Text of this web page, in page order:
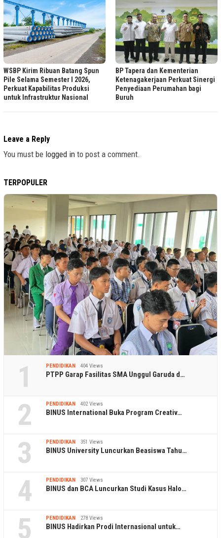
WSBP Kirim Ribuan Batang Spun
Pile Selama Semester I 2026,
Perkuat Kapabilitas Produksi
untuk Infrastruktur Nasional
BP Tapera dan Kementerian
Ketenagakerjaan Perkuat Sinergi
Penyediaan Perumahan bagi
Buruh
Leave a Reply
You must be logged in to post a comment.
TERPOPULER
1 PENDIDIKAN 404 Views
PTPP Garap Fasilitas SMA Unggul Garuda d…
2 PENDIDIKAN 402 Views
BINUS International Buka Program Creativ…
3 PENDIDIKAN 351 Views
BINUS University Luncurkan Beasiswa Tahu…
4 PENDIDIKAN 307 Views
BINUS dan BCA Luncurkan Studi Kasus Halo…
5 PENDIDIKAN 278 Views
BINUS Hadirkan Prodi Internasional untuk…